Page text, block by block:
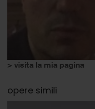
> visita la mia pagina
opere simili